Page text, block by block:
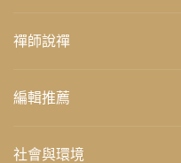
禪師說禪
編輯推薦
社會與環境